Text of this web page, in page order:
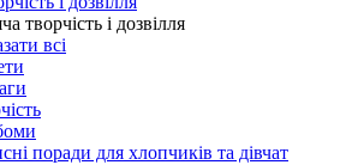
творчість і дозвілля
всі
поради для хлопчиків та дівчат